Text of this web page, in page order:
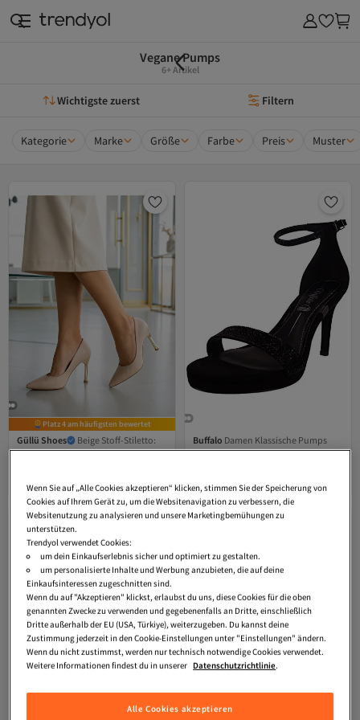
Vegane Pumps
6+ Artikel
Wichtigste zuerst Filtern
Kategorie Marke Größe Farbe Preis Muster
Platz 4 am häufigsten bewertet
Güllü Shoes
Beige Stoff-Stiletto:
Bequeme Damen-High-Heels aus
39,99€
Buffalo Damen Klassische Pumps
Monroe 2 Vegan 1291243 Schwarz
Versand Kostenlos
Wenn Sie auf „Alle Cookies akzeptieren“ klicken, stimmen Sie der Speicherung von
Cookies auf Ihrem Gerät zu, um die Websitenavigation zu verbessern, die
Websitenutzung zu analysieren und unsere Marketingbemühungen zu
unterstützen.
Trendyol verwendet Cookies:
um dein Einkaufserlebnis sicher und optimiert zu gestalten.
um personalisierte Inhalte und Werbung anzubieten, die auf deine
Einkaufsinteressen zugeschnitten sind.
Wenn du auf "Akzeptieren" klickst, erlaubst du uns, diese Cookies für die oben
genannten Zwecke zu verwenden und gegebenenfalls an Dritte, einschließlich
Dritte außerhalb der EU (USA, Türkiye), weiterzugeben. Du kannst deine
Zustimmung jederzeit in den Cookie-Einstellungen unter "Einstellungen" ändern.
Wenn du nicht zustimmst, werden nur technisch notwendige Cookies verwendet.
Weitere Informationen findest du in unserer Datenschutzrichtlinie.
Alle Cookies akzeptieren